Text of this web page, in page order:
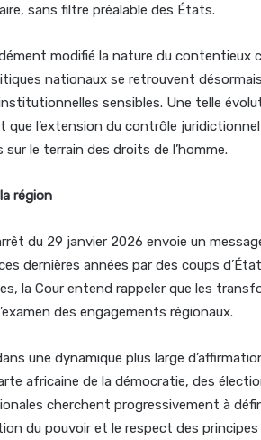
sans filtre préalable des États.
modifié la nature du contentieux
nationaux se retrouvent
sensibles. Une telle
l’extension du contrôle
le terrain des droits de l’homme.
région
du 29 janvier 2026 envoie un
dernières années par des coups
la Cour entend rappeler que les
des engagements régionaux.
une dynamique plus large
africaine de la démocratie, des
cherchent progressivement à
du pouvoir et le respect des